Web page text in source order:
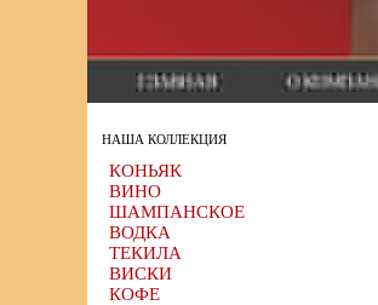
НАША КОЛЛЕКЦИЯ
КОНЬЯК
ВИНО
ШАМПАНСКОЕ
ВОДКА
ТЕКИЛА
ВИСКИ
КОФЕ